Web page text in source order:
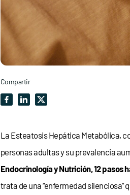
Compartir
La Esteatosis Hepática Metabólica,
personas adultas y su prevalencia
Endocrinología y Nutrición, 12 pasos
trata de una “enfermedad